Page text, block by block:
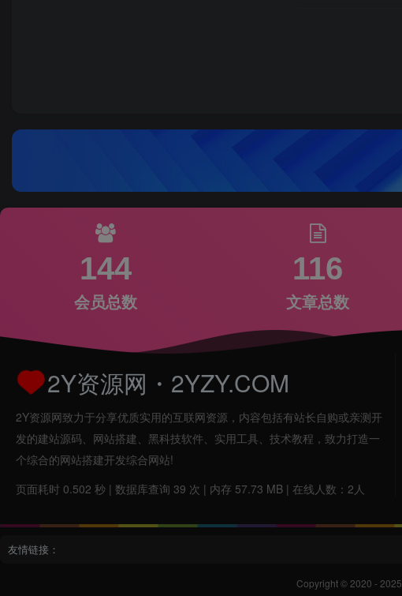
144
会员总数
116
文章总数
2Y资源网・2YZY.COM
2Y资源网致力于分享优质实用的互联网资源，内容包括有站长自购或亲测开
发的建站源码、网站搭建、黑科技软件、实用工具、技术教程，致力打造一
个综合的网站搭建开发综合网站!
页面耗时 0.502 秒 | 数据库查询 39 次 | 内存 57.73 MB | 在线人数：2人
友情链接：
Copyright © 2020 - 2025